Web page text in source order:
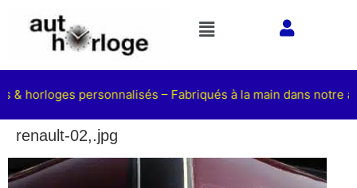
& horloges personnalisés – Fabriqués à la main dans notre
renault-02,.jpg